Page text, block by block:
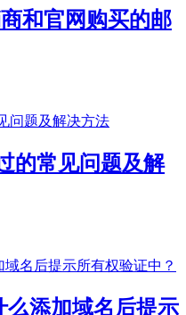
和官网购买的邮
的常见问题及解
么添加域名后提示